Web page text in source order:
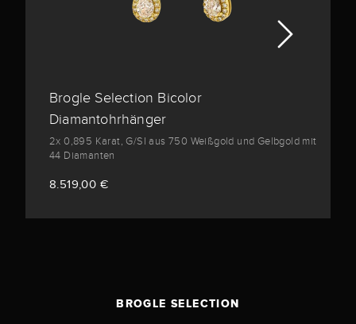
Brogle Selection Bicolor
Diamantohrhänger
2x 0,895 Karat, G/SI aus 750 Weißgold und Gelbgold mit
44 Diamanten
8.519,00 €
BROGLE SELECTION